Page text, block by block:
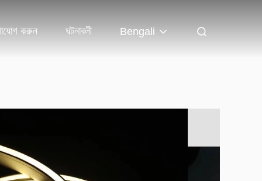
করুন ঘটনাবলী Bengali